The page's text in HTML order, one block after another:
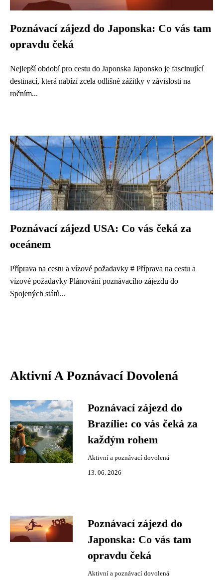
Poznávací zájezd do Japonska: Co vás tam
opravdu čeká
Nejlepší období pro cestu do Japonska Japonsko je fascinující
destinací, která nabízí zcela odlišné zážitky v závislosti na
ročním...
Poznávací zájezd USA: Co vás čeká za
oceánem
Příprava na cestu a vízové požadavky # Příprava na cestu a
vízové požadavky Plánování poznávacího zájezdu do
Spojených států...
Aktivní A Poznávací Dovolená
Poznávací zájezd do
Brazílie: co vás čeká za
každým rohem
Aktivní a poznávací dovolená
13. 06. 2026
Poznávací zájezd do
Japonska: Co vás tam
opravdu čeká
Aktivní a poznávací dovolená